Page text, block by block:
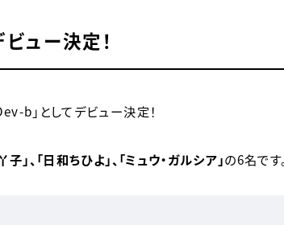
ュー決定！
b」としてデビュー決定！
」、「日和ちひよ」、「ミュウ・ガルシア」の6名です